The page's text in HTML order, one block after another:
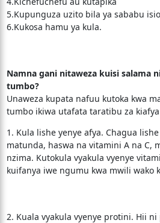
5.Kupunguza uzito bila ya sababu
6.Kukosa hamu ya kula.
Namna gani nitaweza kuisi salama
tumbo?
Unaweza kupata nafuu kutoka kwa
tumbo ikiwa utafata taratibu za
1. Kula lishe yenye afya. Chagua
matunda, haswa na vitamini A na C,
nzima. Kutokula vyakula vyenye
kuifanya iwe ngumu kwa mwili wako
2. Kuala vyakula vyenye protini. Hii